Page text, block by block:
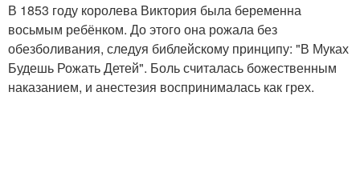
В 1853 году королева Виктория была беременна
восьмым ребёнком. До этого она рожала без
обезболивания, следуя библейскому принципу: "В Муках
Будешь Рожать Детей". Боль считалась божественным
наказанием, и анестезия воспринималась как грех.